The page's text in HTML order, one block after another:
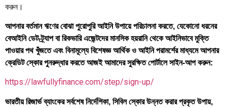
করুন।
আপনার বর্তমান ঋণের বোঝা পুরোপুরি আইনি উপায়ে পরিচালনা করতে, যেকোনো ধরনের
বেআইনি ডেট-ট্র্যাপ বা রিকভারি এজেন্টদের মানসিক হয়রানি থেকে আইনিভাবে মুক্তি
পাওয়ার পথ খুঁজতে এবং বিনামূল্যে বিশেষজ্ঞ আর্থিক ও আইনি পরামর্শের মাধ্যমে আপনার
ক্রেডিট স্কোর পুনরুদ্ধার করতে আজই আমাদের সুরক্ষিত পোর্টালে সাইন-আপ করুন:
https://lawfullyfinance.com/step/sign-up/
ভারতীয় রিজার্ভ ব্যাংকের সর্বশেষ নির্দেশিকা, সিবিল স্কোর উন্নত করার প্রকৃত উপায়,